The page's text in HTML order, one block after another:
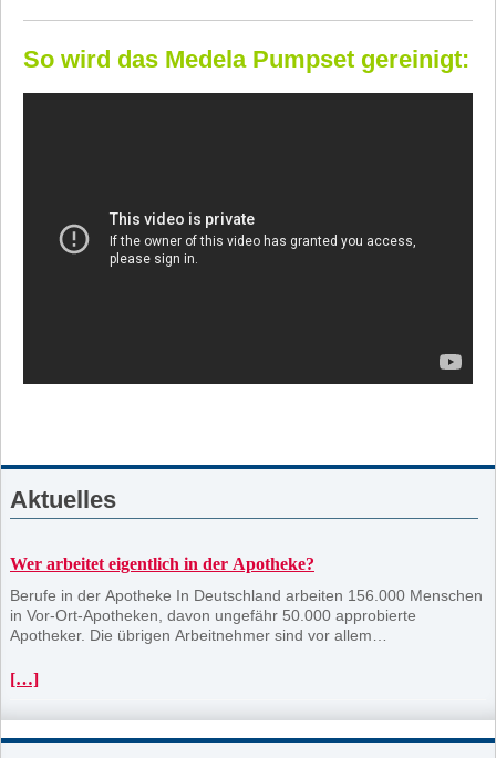
So wird das Medela Pumpset gereinigt:
Aktuelles
Wer arbeitet eigentlich in der Apotheke?
Berufe in der Apotheke In Deutschland arbeiten 156.000 Menschen
in Vor-Ort-Apotheken, davon ungefähr 50.000 approbierte
Apotheker. Die übrigen Arbeitnehmer sind vor allem
kaufmännische Angestellte. Die Apotheke ist ein spannender
in Teilzeit.
[…]